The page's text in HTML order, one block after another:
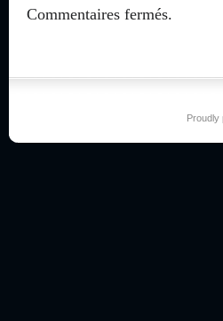
Commentaires fermés.
Proudly